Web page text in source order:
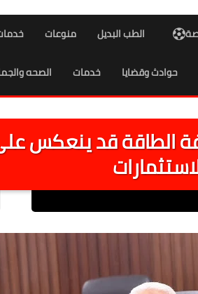
الطب البديل منوعات
حوادث وقضايا خدمات الصحه
الطاقة قد ينعكس